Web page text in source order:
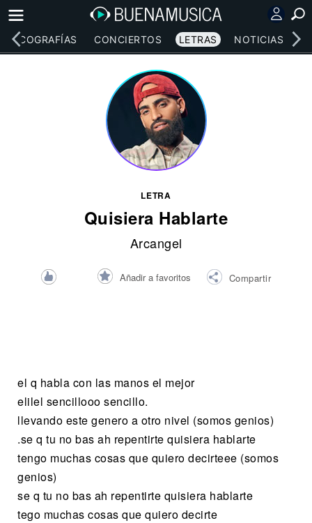
DISCOGRAFÍAS CONCIERTOS LETRAS NOTICIAS
LETRA
Quisiera Hablarte
Arcangel
Añadir a favoritos Compartir
el q habla con las manos el mejor
elilel sencillooo sencillo.
llevando este genero a otro nivel (somos genios)
.se q tu no bas ah repentirte quisiera hablarte
tengo muchas cosas que quiero decirteee (somos
genios)
se q tu no bas ah repentirte quisiera hablarte
tego muchas cosas que quiero decirte